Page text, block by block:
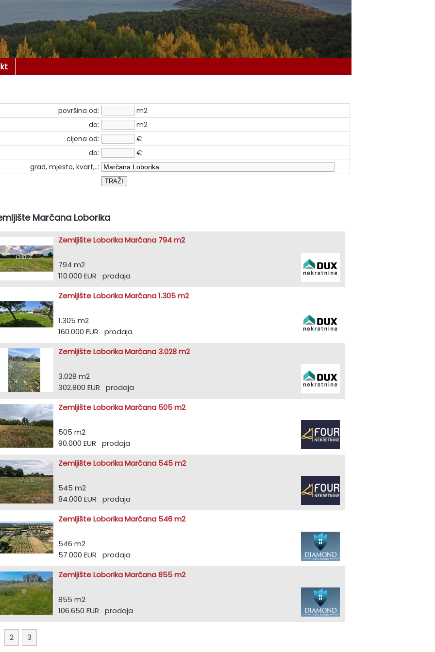
površina od:
m2
do:
m2
cijena od:
€
do:
€
grad, mjesto, kvart,..:
Marčana Loborika
Zemljište Loborika Marčana 794 m2
794 m2
110.000 EUR prodaja
Zemljište Loborika Marčana 1.305 m2
1.305 m2
160.000 EUR prodaja
Zemljište Loborika Marčana 3.028 m2
3.028 m2
302.800 EUR prodaja
Zemljište Loborika Marčana 505 m2
505 m2
90.000 EUR prodaja
Zemljište Loborika Marčana 545 m2
545 m2
84.000 EUR prodaja
Zemljište Loborika Marčana 546 m2
546 m2
57.000 EUR prodaja
Zemljište Loborika Marčana 855 m2
855 m2
106.650 EUR prodaja
2 3